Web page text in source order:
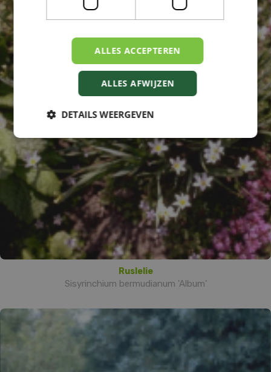
Ruslelie
Sisyrinchium bermudianum 'Album'
ALLES ACCEPTEREN
ALLES AFWIJZEN
DETAILS WEERGEVEN